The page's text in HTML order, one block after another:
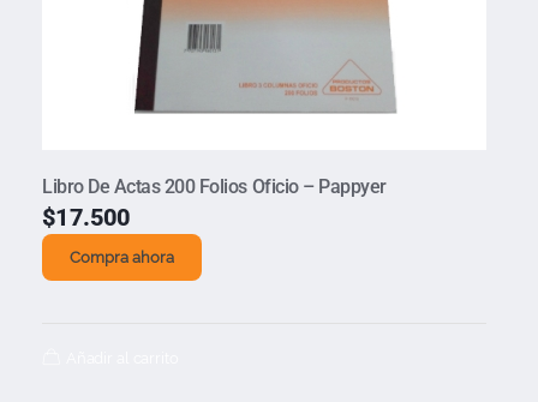
Libro De Actas 200 Folios Oficio – Pappyer
$17.500
Compra ahora